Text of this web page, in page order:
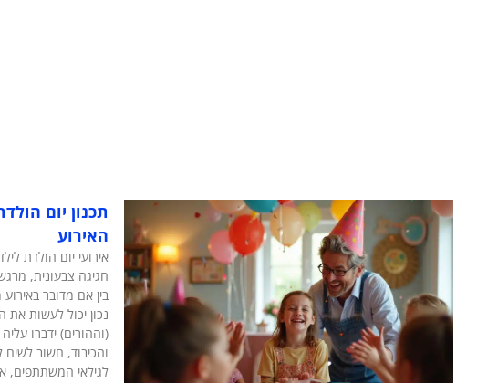
תכנון יום
האירוע
אירועי יום הולדת
חגיגה צבעונית,
בין אם מדובר
נכון יכול לעשות את
(וההורים) ידברו
והכיבוד, חשוב
לגילאי המשתתפים,